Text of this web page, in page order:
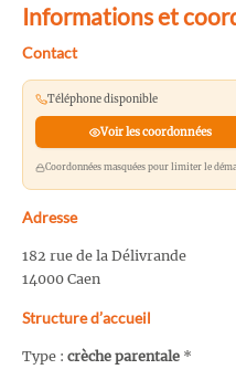
Informations et
Contact
Téléphone disponible
Voir les coordonnées
Coordonnées masquées pour limiter le
Adresse
182 rue de la Délivrande
14000 Caen
Structure d’accueil
Type : crèche parentale *